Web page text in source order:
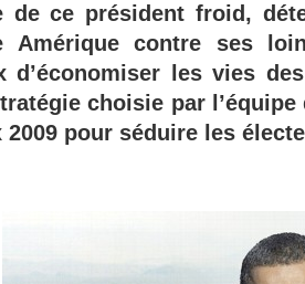
de ce président froid,
Amérique contre ses
d’économiser les vies
choisie par l’équipe
2009 pour séduire les